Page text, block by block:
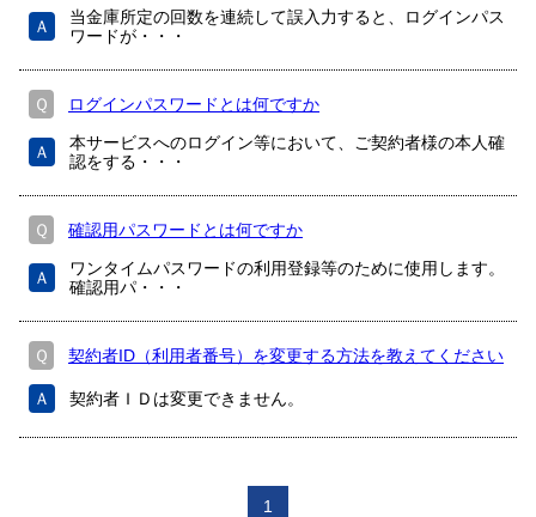
Ａ
当金庫所定の回数を連続して誤入力すると、ログインパス
ワードが・・・
Ｑ ログインパスワードとは何ですか
Ａ
本サービスへのログイン等において、ご契約者様の本人確
認をする・・・
Ｑ 確認用パスワードとは何ですか
Ａ
ワンタイムパスワードの利用登録等のために使用します。
確認用パ・・・
Ｑ 契約者ID（利用者番号）を変更する方法を教えてください
Ａ 契約者ＩＤは変更できません。
1